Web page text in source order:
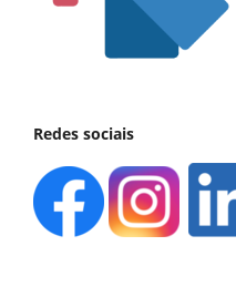
Redes sociais